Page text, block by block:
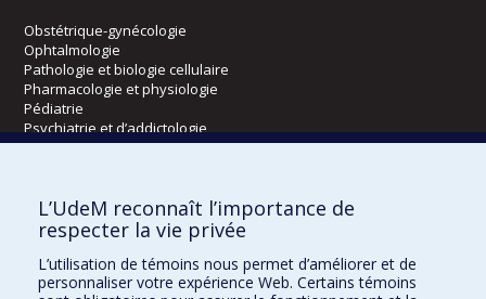
Obstétrique-gynécologie
Ophtalmologie
Pathologie et biologie cellulaire
Pharmacologie et physiologie
Pédiatrie
Psychiatrie et d’addictologie
Radiologie, radio-oncologie et médecine nucléaire
Écoles
Orthophonie et audiologie
Réadaptation
L’UdeM reconnaît l’importance de
respecter la vie privée
L’utilisation de témoins nous permet d’améliorer et de
personnaliser votre expérience Web. Certains témoins